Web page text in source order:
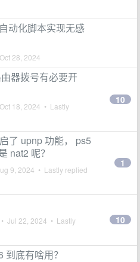
动化脚本实现无感
Oct 28, 2024
器拨号有必要开
Oct 18, 2024 • Lastly
10
了 upnp 功能， ps5
nat2 呢？
9, 2024 • Lastly replied
1
• Jul 22, 2024 • Lastly
10
底有啥用？